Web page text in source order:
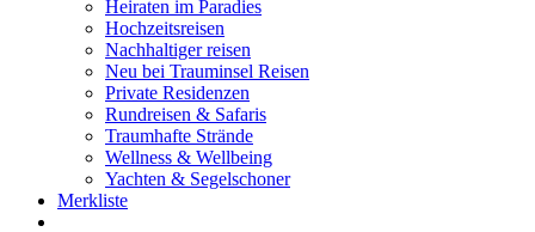
Heiraten im Paradies
Hochzeitsreisen
Nachhaltiger reisen
Neu bei Trauminsel Reisen
Private Residenzen
Rundreisen & Safaris
Traumhafte Strände
Wellness & Wellbeing
Yachten & Segelschoner
Merkliste